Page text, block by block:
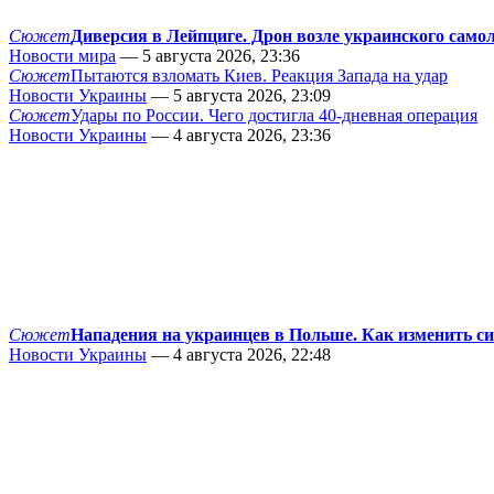
СюжетДиверсия в Лейпциге. Дрон возле украинского
Новости мира — 5 августа 2026, 23:36
СюжетПытаются взломать Киев. Реакция Запада на удар
Новости Украины — 5 августа 2026, 23:09
СюжетУдары по России. Чего достигла 40-дневная операция
Новости Украины — 4 августа 2026, 23:36
СюжетНападения на украинцев в Польше. Как изменить
Новости Украины — 4 августа 2026, 22:48